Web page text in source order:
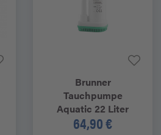
Brunner
Tauchpumpe
Aquatic 22 Liter
64,90 €